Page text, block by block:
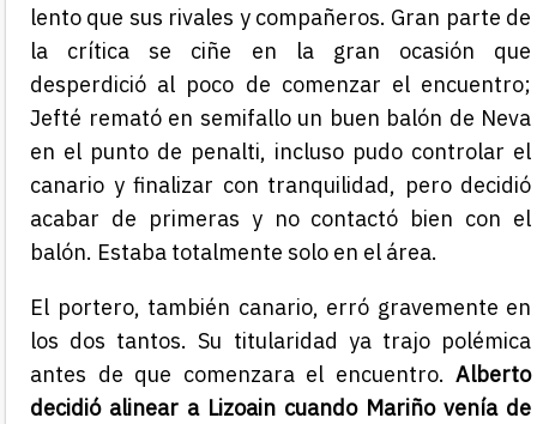
lento que sus rivales y compañeros. Gran parte de
la crítica se ciñe en la gran ocasión que
desperdició al poco de comenzar el encuentro;
Jefté remató en semifallo un buen balón de Neva
en el punto de penalti, incluso pudo controlar el
canario y finalizar con tranquilidad, pero decidió
acabar de primeras y no contactó bien con el
balón. Estaba totalmente solo en el área.
El portero, también canario, erró gravemente en
los dos tantos. Su titularidad ya trajo polémica
antes de que comenzara el encuentro. Alberto
decidió alinear a Lizoain cuando Mariño venía de